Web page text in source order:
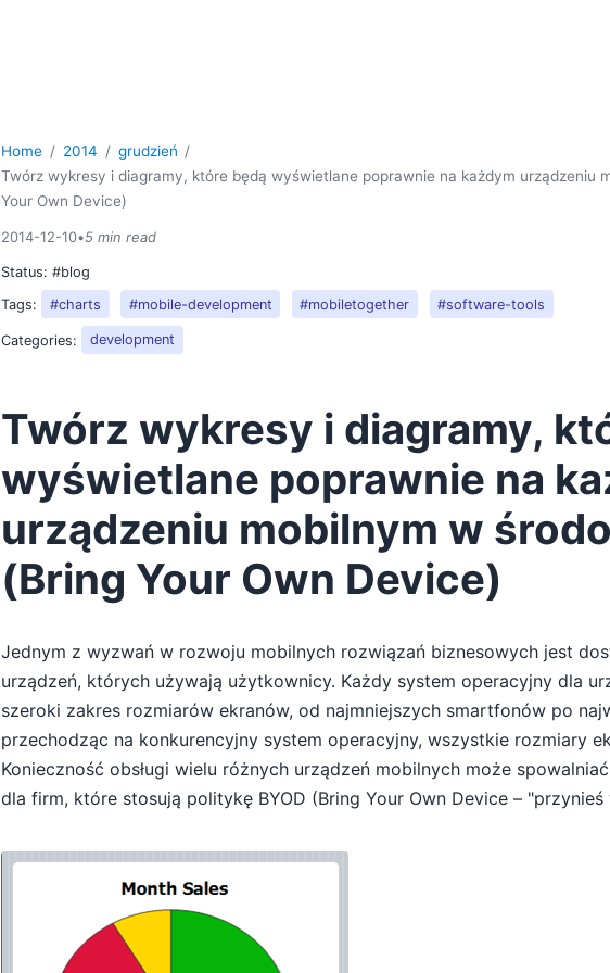
Home 2014
grudzień
Twórz wykresy i diagramy, które będą wyświetlane poprawnie na każdym urządzeniu
Your Own Device)
2014-12-10•5 min read
Status:#blog
Tags:
#charts #mobile-development #mobiletogether #software-tools
Categories: development
Twórz wykresy i diagramy,
wyświetlane poprawnie na
urządzeniu mobilnym w
(Bring Your Own Device)
Jednym z wyzwań w rozwoju mobilnych rozwiązań biznesowych jest
urządzeń, których używają użytkownicy. Każdy system operacyjny dla
szeroki zakres rozmiarów ekranów, od najmniejszych smartfonów po
przechodząc na konkurencyjny system operacyjny, wszystkie rozmiary
Konieczność obsługi wielu różnych urządzeń mobilnych może
dla firm, które stosują politykę BYOD (Bring Your Own Device – "przynieś